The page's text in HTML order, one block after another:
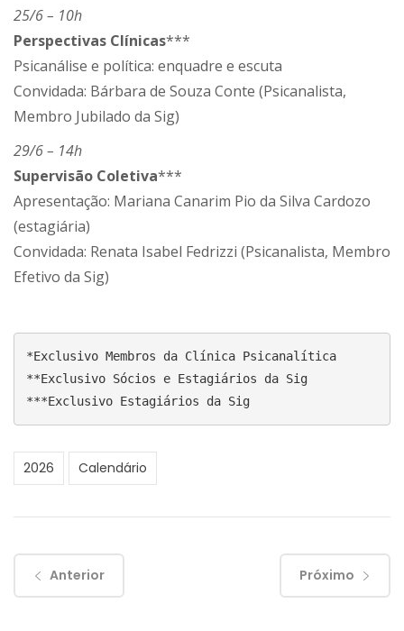
25/6 – 10h
Perspectivas Clínicas***
Psicanálise e política: enquadre e escuta
Convidada: Bárbara de Souza Conte (Psicanalista,
Membro Jubilado da Sig)
29/6 – 14h
Supervisão Coletiva***
Apresentação: Mariana Canarim Pio da Silva Cardozo
(estagiária)
Convidada: Renata Isabel Fedrizzi (Psicanalista, Membro
Efetivo da Sig)
*Exclusivo Membros da Clínica Psicanalítica
**Exclusivo Sócios e Estagiários da Sig
***Exclusivo Estagiários da Sig
2026 Calendário
Anterior Próximo